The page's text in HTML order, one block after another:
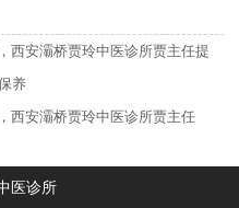
西安灞桥贾玲中医诊所贾主任提
养
西安灞桥贾玲中医诊所贾主任
医诊所